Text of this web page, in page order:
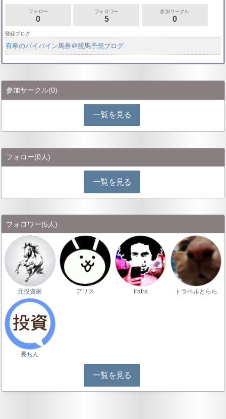
フォロー
0
フォロワー
5
参加サークル
0
登録ブログ
有希のバイバイン馬券＠競馬予想ブログ
参加サークル(0)
一覧を見る
フォロー(0人)
一覧を見る
フォロワー(5人)
元投資家 アリス tratra トラベルとらら
長ちん
一覧を見る